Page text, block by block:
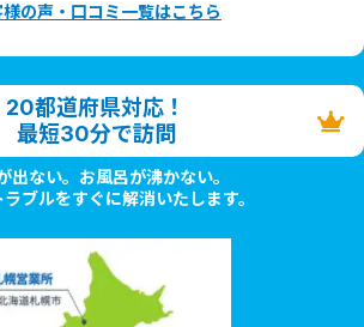
様の声・口コミ一覧はこちら
20都道府県対応！
最短30分で訪問
出ない。お風呂が沸かない。
ブルをすぐに解消いたします。